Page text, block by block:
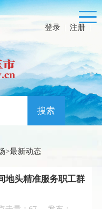
登录 | 注册 |
搜索
>最新动态
地头精准服务职工群